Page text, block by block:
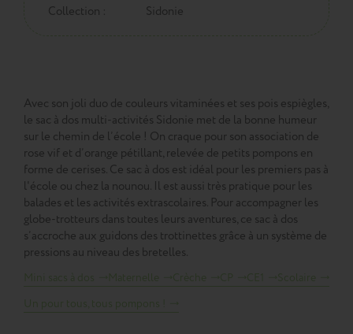
Collection :
Sidonie
Avec son joli duo de couleurs vitaminées et ses pois espiègles,
le sac à dos multi-activités Sidonie met de la bonne humeur
sur le chemin de l’école ! On craque pour son association de
rose vif et d’orange pétillant, relevée de petits pompons en
forme de cerises. Ce sac à dos est idéal pour les premiers pas à
l'école ou chez la nounou. Il est aussi très pratique pour les
balades et les activités extrascolaires. Pour accompagner les
globe-trotteurs dans toutes leurs aventures, ce sac à dos
s’accroche aux guidons des trottinettes grâce à un système de
pressions au niveau des bretelles.